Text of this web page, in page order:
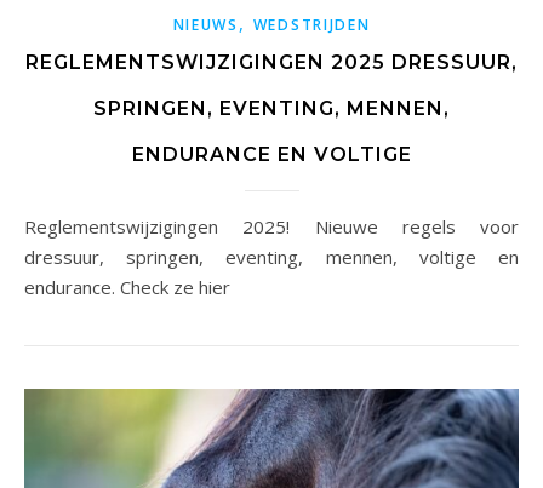
NIEUWS , WEDSTRIJDEN
REGLEMENTSWIJZIGINGEN 2025 DRESSUUR,
SPRINGEN, EVENTING, MENNEN,
ENDURANCE EN VOLTIGE
Reglementswijzigingen 2025! Nieuwe regels voor
dressuur, springen, eventing, mennen, voltige en
endurance. Check ze hier